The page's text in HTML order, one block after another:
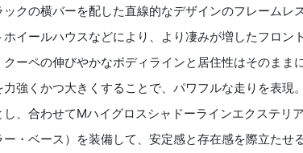
ックの横バーを配した直線的なデザインのフレームレ
ホイールハウスなどにより、より凄みが増したフロン
クーペの伸びやかなボディラインと居住性はそのまま
力強くかつ大きくすることで、パワフルな走りを表現
し、合わせてMハイグロスシャドーラインエクステリ
ー・ベース）を装備して、安定感と存在感を際立たせ